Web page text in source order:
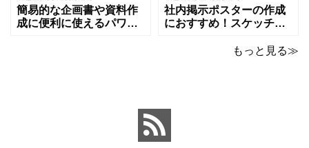
成をされたい方におす
ンが上がるテンプレ
簡易的な企画書や資料作
成に便利に使えるパワー
社内掲示ポスターの作成
におすすめ！スケッチブ
なパワーポイントのテン
トにおすすめします。 ダ
ウンロードしてテキス
もっと見る≫